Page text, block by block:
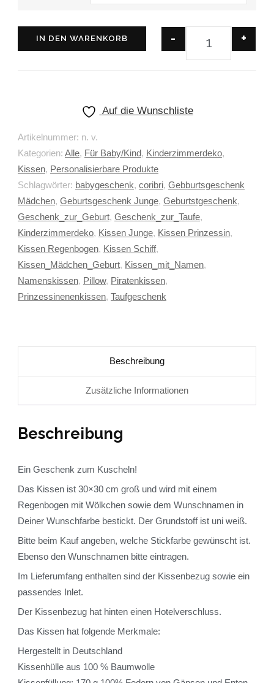
- +
IN DEN WARENKORB
Auf die Wunschliste
Artikelnummer: n. v.
Kategorien: Alle, Für Baby/Kind, Kinderzimmerdeko,
Kissen, Personalisierbare Produkte
Schlagwörter: babygeschenk, coribri, Gebburtsgeschenk
Mädchen, Geburtsgeschenk Junge, Geburtstgeschenk,
Geschenk_zur_Geburt, Geschenk_zur_Taufe,
Kinderzimmerdeko, Kissen Junge, Kissen Prinzessin,
Kissen Regenbogen, Kissen Schiff,
Kissen_Mädchen_Geburt, Kissen_mit_Namen,
Namenskissen, Pillow, Piratenkissen,
Prinzessinenenkissen, Taufgeschenk
Beschreibung
Zusätzliche Informationen
Beschreibung
Ein Geschenk zum Kuscheln!
Das Kissen ist 30×30 cm groß und wird mit einem
Regenbogen mit Wölkchen sowie dem Wunschnamen in
Deiner Wunschfarbe bestickt. Der Grundstoff ist uni weiß.
Bitte beim Kauf angeben, welche Stickfarbe gewünscht ist.
Ebenso den Wunschnamen bitte eintragen.
Im Lieferumfang enthalten sind der Kissenbezug sowie ein
passendes Inlet.
Der Kissenbezug hat hinten einen Hotelverschluss.
Das Kissen hat folgende Merkmale:
Hergestellt in Deutschland
Kissenhülle aus 100 % Baumwolle